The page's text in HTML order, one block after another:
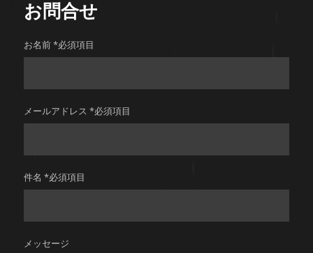
お問合せ
お名前 *必須項目
メールアドレス *必須項目
件名 *必須項目
メッセージ